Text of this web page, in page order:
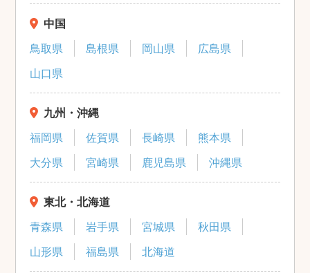
中国
鳥取県
島根県 岡山県
広島県
山口県
九州・沖縄
福岡県
佐賀県 長崎県
熊本県
大分県
宮崎県 鹿児島県 沖縄県
東北・北海道
青森県
岩手県 宮城県
秋田県
山形県
福島県 北海道